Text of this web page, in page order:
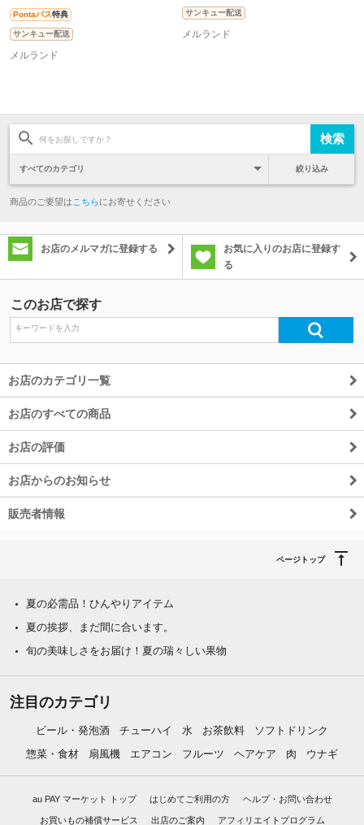
Pontaパス特典
サンキュー配送
メルランド
サンキュー配送
メルランド
絞り込み
商品のご要望は こちらにお寄せください
お店のメルマガに登録する
お気に入りのお店に登録す
る
このお店で探す
お店のカテゴリ一覧
お店のすべての商品
お店の評価
お店からのお知らせ
販売者情報
ページトップ
夏の必需品！ひんやりアイテム
夏の挨拶、まだ間に合います。
旬の美味しさをお届け！夏の瑞々しい果物
注目のカテゴリ
ビール・発泡酒 チューハイ 水 お茶飲料
ソフトドリンク
惣菜・食材
扇風機 エアコン フルーツ ヘアケア 肉 ウナギ
au PAY マーケット トップ はじめてご利用の方 ヘルプ・お問い合わせ
お買いもの補償サービス 出店のご案内 アフィリエイトプログラム